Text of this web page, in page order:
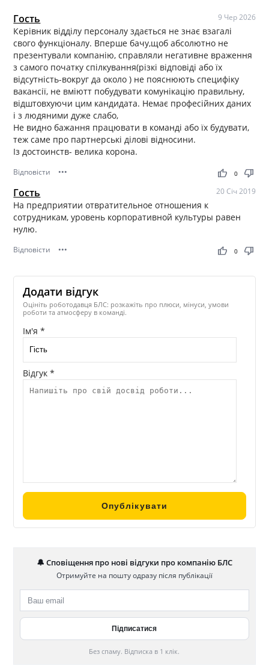
обеспечить максимально комфортные условия работы,
перспективы профессионального и карьерного роста.
Гость 9 Чер 2026
Керівник відділу персоналу здається не знає взагалі
свого функціоналу. Вперше бачу,щоб абсолютно не
презентували компанію, справляли негативне враження
з самого початку спілкування(різкі відповіді або їх
відсутність-вокруг да около ) не пояснюють специфіку
вакансії, не вміютт побудувати комунікацію правильну,
відштовхуючи цим кандидата. Немає професійних даних
і з людяними дуже слабо,
Не видно бажання працювати в команді або їх будувати,
теж саме про партнерські ділові відносини.
Із достоинств- велика корона.
Відповісти ••• thumb_up thumb_down
0
Гость 20 Січ 2019
На предприятии отвратительное отношения к
сотрудникам, уровень корпоративной культуры равен
нулю.
Відповісти ••• thumb_up thumb_down
0
Додати відгук
Оцініть роботодавця БЛС: розкажіть про плюси, мінуси, умови
роботи та атмосферу в команді.
Ім'я *
Відгук *
🔔 Сповіщення про нові відгуки про компанію БЛС
Отримуйте на пошту одразу після публікації
Без спаму. Відписка в 1 клік.